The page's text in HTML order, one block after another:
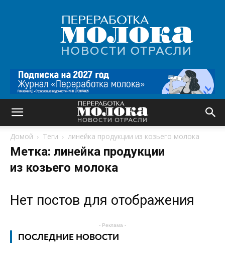
Переработка
молока
|
Новости
Домой Теги линейка продукции из козьего молока
Метка: линейка продукции
из козьего молока
Нет постов для отображения
- Реклама -
ПОСЛЕДНИЕ НОВОСТИ